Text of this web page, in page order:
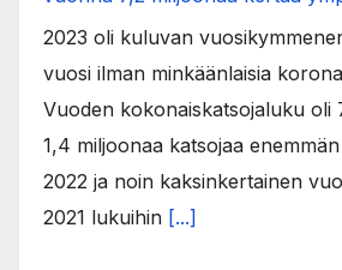
2023 oli kuluvan
vuosi ilman minkäänlaisia
Vuoden kokonaiskatsojaluku oli
1,4 miljoonaa katsojaa
2022 ja noin kaksinkertainen
2021 lukuihin [...]